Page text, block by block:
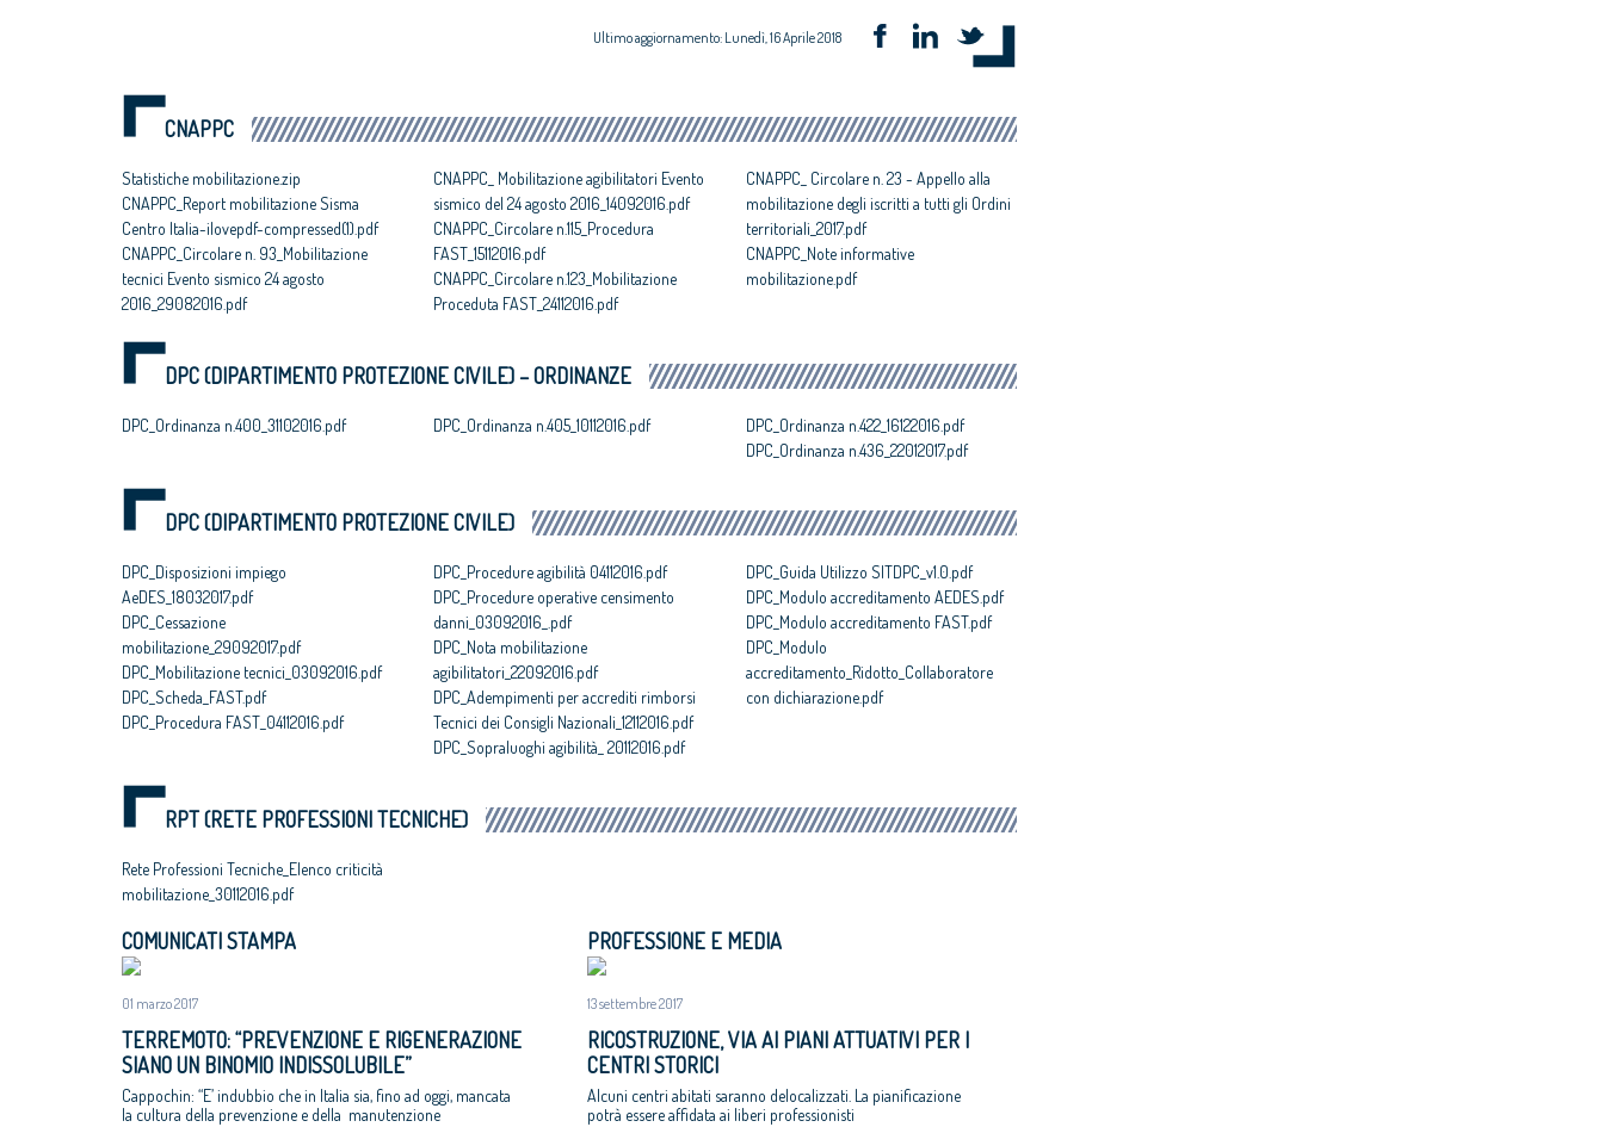
Ultimo aggiornamento: Lunedì, 16 Aprile 2018
CNAPPC
Statistiche mobilitazione.zip
CNAPPC_Report mobilitazione Sisma
Centro Italia-ilovepdf-compressed(1).pdf
CNAPPC_Circolare n. 93_Mobilitazione
tecnici Evento sismico 24 agosto
2016_29082016.pdf
CNAPPC_ Mobilitazione agibilitatori Evento
sismico del 24 agosto 2016_14092016.pdf
CNAPPC_Circolare n.115_Procedura
FAST_15112016.pdf
CNAPPC_Circolare n.123_Mobilitazione
Proceduta FAST_24112016.pdf
CNAPPC_ Circolare n. 23 - Appello alla
mobilitazione degli iscritti a tutti gli Ordini
territoriali_2017.pdf
CNAPPC_Note informative
mobilitazione.pdf
DPC (DIPARTIMENTO PROTEZIONE CIVILE) – ORDINANZE
DPC_Ordinanza n.400_31102016.pdf DPC_Ordinanza n.405_10112016.pdf
DPC_Ordinanza n.422_16122016.pdf
DPC_Ordinanza n.436_22012017.pdf
DPC (DIPARTIMENTO PROTEZIONE CIVILE)
DPC_Disposizioni impiego
AeDES_18032017.pdf
DPC_Cessazione
mobilitazione_29092017.pdf
DPC_Mobilitazione tecnici_03092016.pdf
DPC_Scheda_FAST.pdf
DPC_Procedura FAST_04112016.pdf
DPC_Procedure agibilità 04112016.pdf
DPC_Procedure operative censimento
danni_03092016_.pdf
DPC_Nota mobilitazione
agibilitatori_22092016.pdf
DPC_Adempimenti per accrediti rimborsi
Tecnici dei Consigli Nazionali_12112016.pdf
DPC_Sopraluoghi agibilità_ 20112016.pdf
DPC_Guida Utilizzo SITDPC_v1.0.pdf
DPC_Modulo accreditamento AEDES.pdf
DPC_Modulo accreditamento FAST.pdf
DPC_Modulo
accreditamento_Ridotto_Collaboratore
con dichiarazione.pdf
RPT (RETE PROFESSIONI TECNICHE)
Rete Professioni Tecniche_Elenco criticità
mobilitazione_30112016.pdf
COMUNICATI STAMPA
01 marzo 2017
TERREMOTO: “PREVENZIONE E RIGENERAZIONE
SIANO UN BINOMIO INDISSOLUBILE”
Cappochin: “E’ indubbio che in Italia sia, fino ad oggi, mancata
la cultura della prevenzione e della manutenzione
PROFESSIONE E MEDIA
13 settembre 2017
RICOSTRUZIONE, VIA AI PIANI ATTUATIVI PER I
CENTRI STORICI
Alcuni centri abitati saranno delocalizzati. La pianificazione
potrà essere affidata ai liberi professionisti